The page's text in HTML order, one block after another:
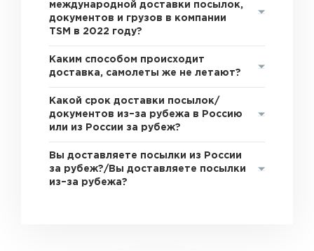
международной доставки посылок,
документов и грузов в компании
TSM в 2022 году?
Каким способом происходит
доставка, самолеты же не летают?
Какой срок доставки посылок/
документов из–за рубежа в Россию
или из России за рубеж?
Вы доставляете посылки из России
за рубеж?/Вы доставляете посылки
из–за рубежа?